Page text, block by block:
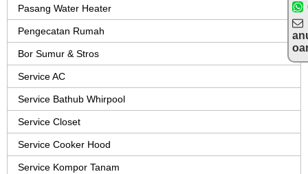
Pasang Water Heater
Pengecatan Rumah
Bor Sumur & Stros
Service AC
Service Bathub Whirpool
Service Closet
Service Cooker Hood
Service Kompor Tanam